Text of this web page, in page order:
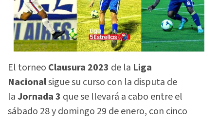
El torneo Clausura 2023 de la Liga
Nacionalsigue su curso con la disputa de
laJornada 3 que se llevará a cabo entre el
sábado 28 y domingo 29 de enero, con cinco